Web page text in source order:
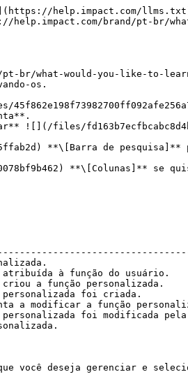
help.impact.com/
help.impact.com/brand/pt-br/
br/what-would-you-like-to-
os.
![](/files/
**\[Barra de
**\[Colunas]** se
à função do
a função
personalizada foi criada.
a modificar a função
foi modificada
você deseja gerenciar e